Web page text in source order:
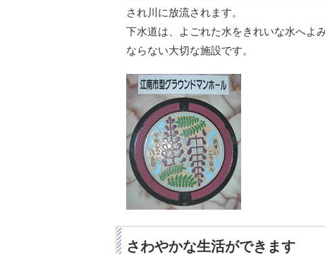
され川に放流されます。
下水道は、よごれた水をきれいな水へよ
ならない大切な施設です。
さわやかな生活ができます